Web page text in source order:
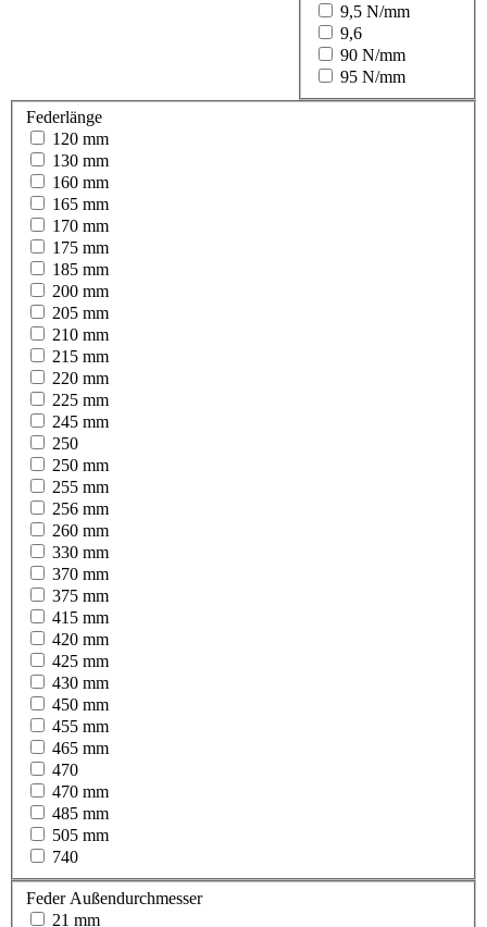
9,5 N/mm
9,6
90 N/mm
95 N/mm
Federlänge
120 mm
130 mm
160 mm
165 mm
170 mm
175 mm
185 mm
200 mm
205 mm
210 mm
215 mm
220 mm
225 mm
245 mm
250
250 mm
255 mm
256 mm
260 mm
330 mm
370 mm
375 mm
415 mm
420 mm
425 mm
430 mm
450 mm
455 mm
465 mm
470
470 mm
485 mm
505 mm
740
Feder Außendurchmesser
21 mm